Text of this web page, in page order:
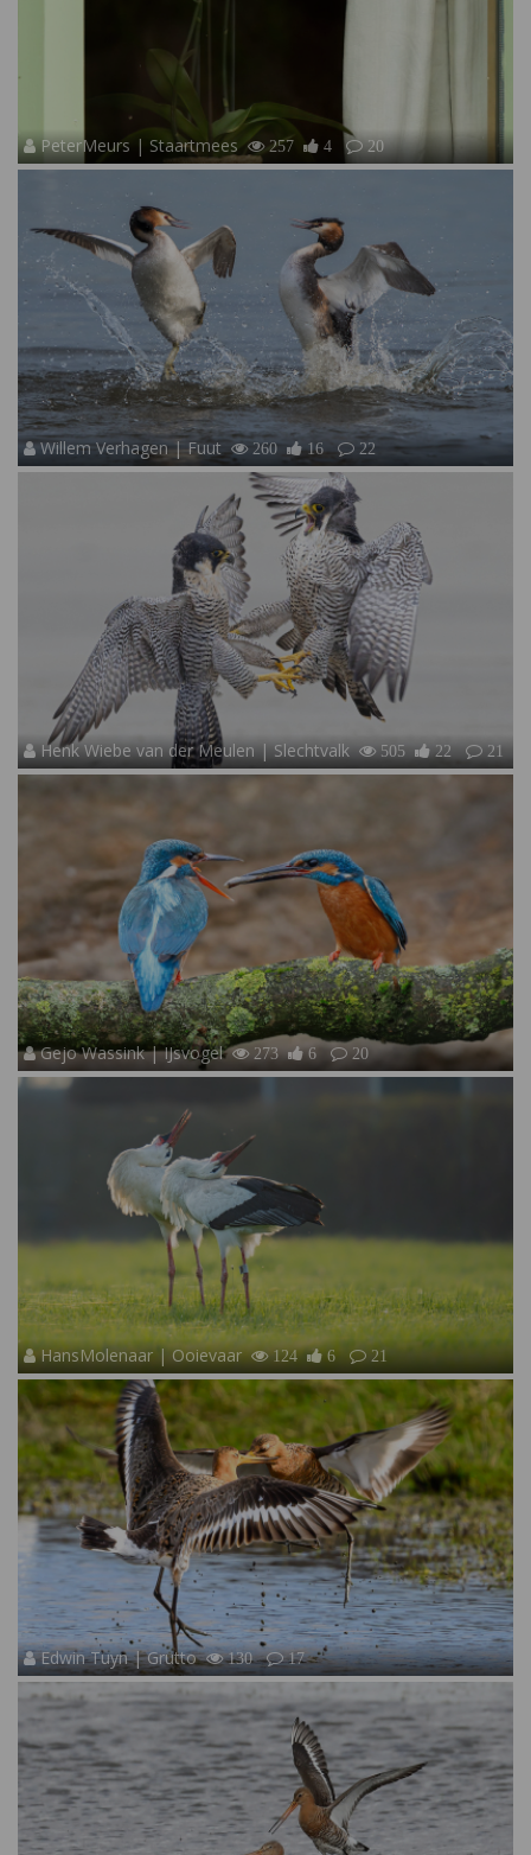
PeterMeurs | Staartmees 257 4 20
Willem Verhagen | Fuut 260 16 22
Henk Wiebe van der Meulen | Slechtvalk 505 22 21
Gejo Wassink | IJsvogel 273 6 20
HansMolenaar | Ooievaar 124 6 21
Edwin Tuyn | Grutto 130 17